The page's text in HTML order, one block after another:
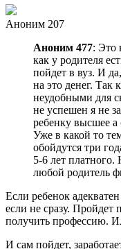
Аноним 207
Аноним 477: Это
как у родителя
пойдет в вуз. И
на это денег. Так
неудобными для
не успешен я не
ребенку высшее а
Уже в какой то
обойдутся три
5-6 лет платного.
любой родитель
Если ребенок
если не сразу. Пройдет
получить профессию.
И сам пойдет,